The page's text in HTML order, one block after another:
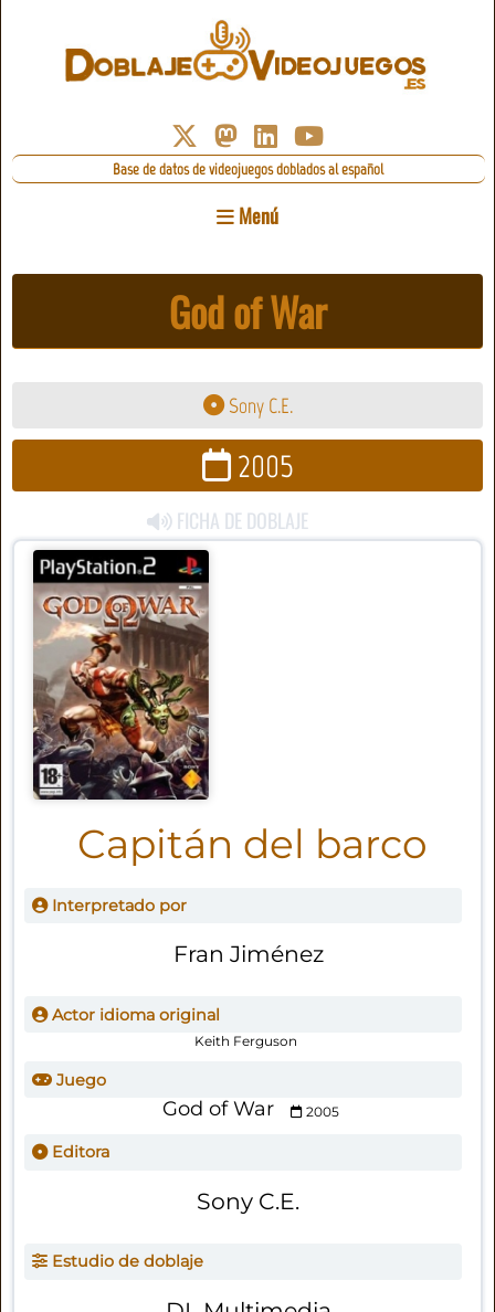
Base de datos de videojuegos doblados al español
Menú
God of War
Sony C.E.
2005
FICHA DE DOBLAJE
Capitán del barco
Interpretado por
Fran Jiménez
Actor idioma original
Keith Ferguson
Juego
God of War 2005
Editora
Sony C.E.
Estudio de doblaje